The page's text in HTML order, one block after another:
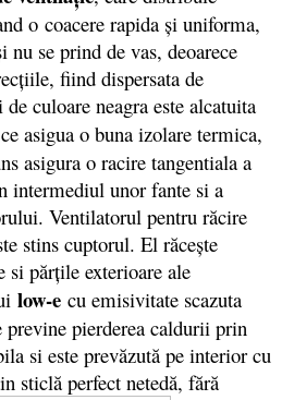
o coacere rapida şi uniforma,
se prind de vas, deoarece
fiind dispersata de
culoare neagra este alcatuita
ce asigua o buna izolare termica,
asigura o racire tangentiala a
intermediul unor fante si a
Ventilatorul pentru răcire
stins cuptorul. El răceşte
si părţile exterioare ale
low-e cu emisivitate scazuta
previne pierderea caldurii prin
si este prevăzută pe interior cu
sticlă perfect netedă, fără